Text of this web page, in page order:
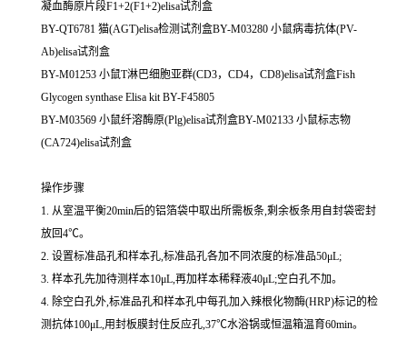
凝血酶原片段F1+2(F1+2)elisa试剂盒
BY-QT6781 猫(AGT)elisa检测试剂盒BY-M03280 小鼠病毒抗体(PV-
Ab)elisa试剂盒
BY-M01253 小鼠T淋巴细胞亚群(CD3，CD4，CD8)elisa试剂盒Fish
Glycogen synthase Elisa kit BY-F45805
BY-M03569 小鼠纤溶酶原(Plg)elisa试剂盒BY-M02133 小鼠标志物
(CA724)elisa试剂盒
操作步骤
1. 从室温平衡20min后的铝箔袋中取出所需板条,剩余板条用自封袋密封
放回4℃。
2. 设置标准品孔和样本孔,标准品孔各加不同浓度的标准品50μL;
3. 样本孔先加待测样本10μL,再加样本稀释液40μL;空白孔不加。
4. 除空白孔外,标准品孔和样本孔中每孔加入辣根化物酶(HRP)标记的检
测抗体100μL,用封板膜封住反应孔,37℃水浴锅或恒温箱温育60min。